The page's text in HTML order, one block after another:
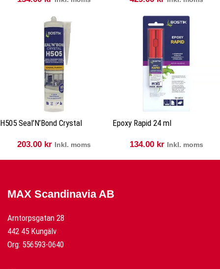
H505 Seal’N’Bond Crystal
203.00 kr Inkl. moms
Epoxy Rapid 24 ml
134.00 kr Inkl. moms
MAX Scandinavia AB
Arntorpsgatan 28
442 45 Kungälv
Org: 556593-0640